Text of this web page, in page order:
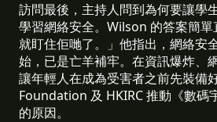
訪問最後，主持人問到為何要讓學
學習網絡安全。Wilson 的答案簡
就盯住佢哋了。」他指出，網絡安
始，已是亡羊補牢。在資訊爆炸、
讓年輕人在成為受害者之前先裝備
Foundation 及 HKIRC 推動《數碼
的原因。